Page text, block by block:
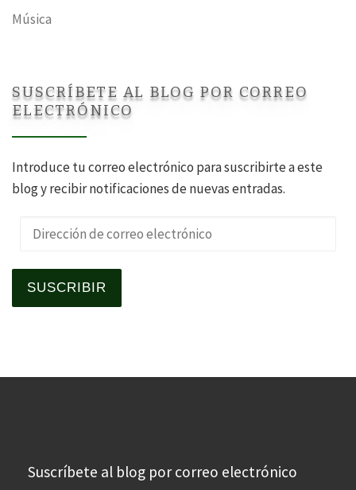
Música
SUSCRÍBETE AL BLOG POR CORREO
ELECTRÓNICO
Introduce tu correo electrónico para suscribirte a este
blog y recibir notificaciones de nuevas entradas.
Dirección de correo electrónico
SUSCRIBIR
Suscríbete al blog por correo electrónico